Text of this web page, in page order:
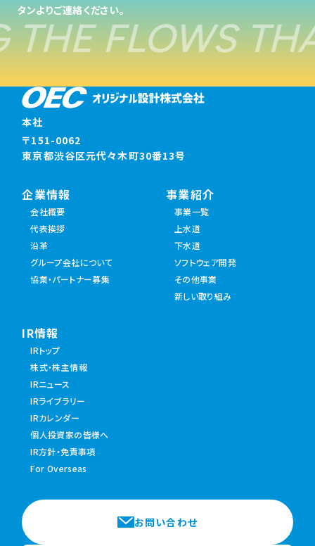
タンよりご連絡ください。
FLOWS
本社
〒151-0062
東京都渋谷区元代々木町30番13号
企業情報
会社概要
代表挨拶
沿革
グループ会社について
協業・パートナー募集
事業紹介
事業一覧
上水道
下水道
ソフトウェア開発
その他事業
新しい取り組み
IR情報
IRトップ
株式・株主情報
IRニュース
IRライブラリー
IRカレンダー
個人投資家の皆様へ
IR方針・免責事項
For Overseas
お問い合わせ